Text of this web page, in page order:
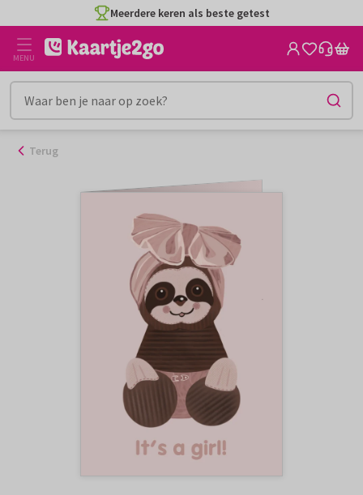
naar
inhoud
Meerdere keren als beste getest
MENU
Terug